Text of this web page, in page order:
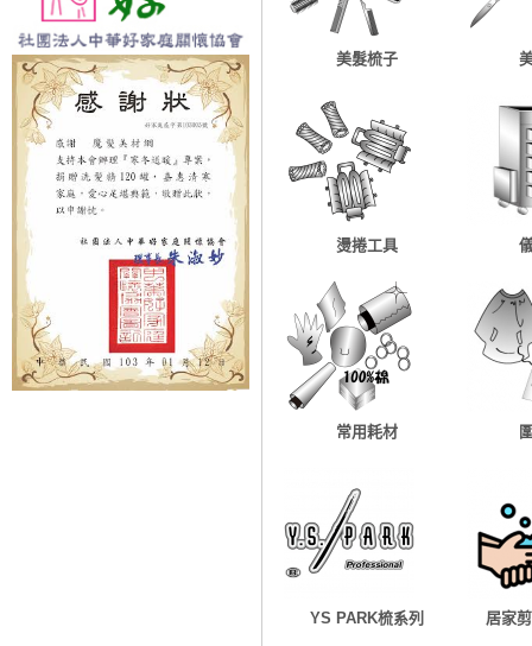
美髮梳子
燙捲工具
常用耗材
YS PARK梳系列 居家